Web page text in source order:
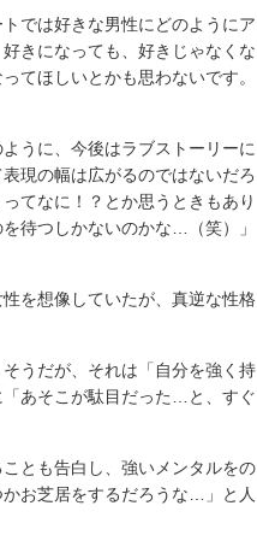
では好きな男性にどのようにア
きになっても、好きじゃなくな
てほしいとかも思わないです。
うに、今後はラブストーリーに
現の幅は広がるのではないだろ
てなに！？とか思うときもあり
待つしかないのかな…（笑）」
を想像していたが、真逆な性格
うだが、それは「自分を強く持
あそこが駄目だった…と、すぐ
とも告白し、強いメンタルをの
お芝居をするだろうな…」と人